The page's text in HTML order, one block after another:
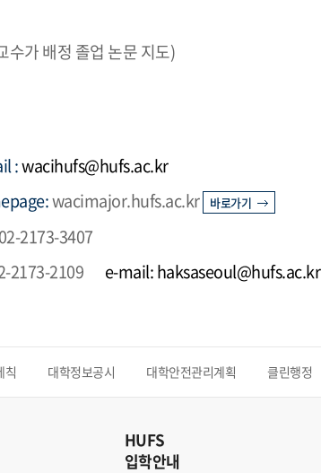
수가 배정 졸업 논문 지도)
:wacihufs@hufs.ac.kr
wacimajor.hufs.ac.kr 바로가기
02-2173-3407
2173-2109 e-mail: haksaseoul@hufs.ac.kr
칙 대학정보공시 대학안전관리계획 클린행정
HUFS
입학안내